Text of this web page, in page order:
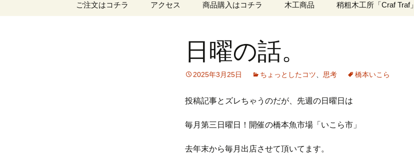
ご注文はコチラ アクセス 商品購入はコチラ 木工商品
什器
出張工事
送料・お支払い方法
稍粗木工所「Craf Traf」
日曜の話。
2025年3月25日 ちょっとしたコツ 思考 橋本いこら
投稿記事とズレちゃうのだが、先週の日曜日は
毎月第三日曜日！開催の橋本魚市場「いこら市」
去年末から毎月出店させて頂いてます。